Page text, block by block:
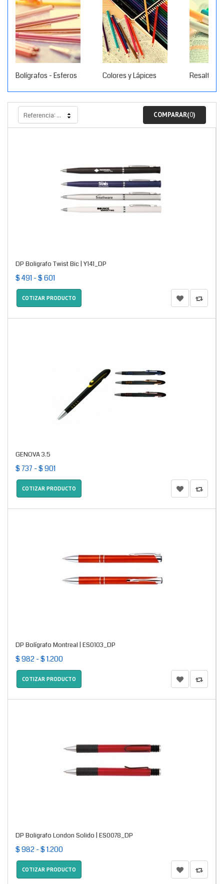
Bolígrafos - Esferos Colores y Lápices
Referencia: más alto primero COMPARAR(0)
DP Boligrafo Twist Bic | Y141_DP
$ 491 - $ 601
COTIZAR PRODUCTO
GENOVA 3.5
$ 737 - $ 901
COTIZAR PRODUCTO
DP Bolígrafo Montreal | ES0103_DP
$ 982 - $ 1.200
COTIZAR PRODUCTO
DP Boligrafo London Solido | ES0078_DP
$ 982 - $ 1.200
COTIZAR PRODUCTO